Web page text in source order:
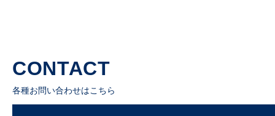
CONTACT
各種お問い合わせはこちら